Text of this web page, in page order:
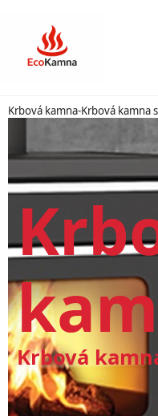
Krbová kamna-Krbová kamna
Krbová